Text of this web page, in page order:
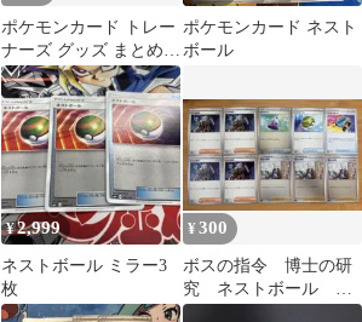
ポケモンカード トレー
ナーズ グッズ まとめ売
り
ポケモンカード ネスト
ボール
¥2,999
ネストボール ミラー3
枚
¥300
ボスの指令 博士の研
究 ネストボール い
れかえカート